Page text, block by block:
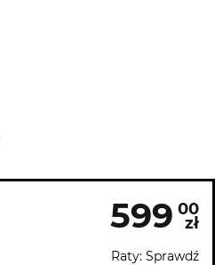
599 00
zł
Raty: Sprawdź